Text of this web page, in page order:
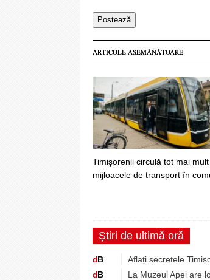
ARTICOLE ASEMĂNĂTOARE
Timişorenii circulă tot mai mult
mijloacele de transport în
Știri de ultimă oră
dB
Aflați secretele
dB
La Muzeul Apei are